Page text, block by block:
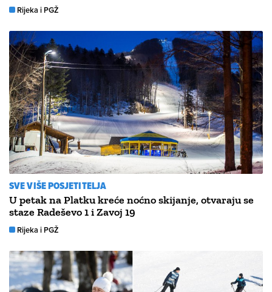
Rijeka i PGŽ
SVE VIŠE POSJETITELJA
U petak na Platku kreće noćno skijanje, otvaraju se
staze Radeševo 1 i Zavoj 19
Rijeka i PGŽ